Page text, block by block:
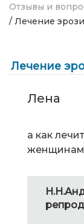
Отзывы и
/ Лечение
Лечение
Лена
а как